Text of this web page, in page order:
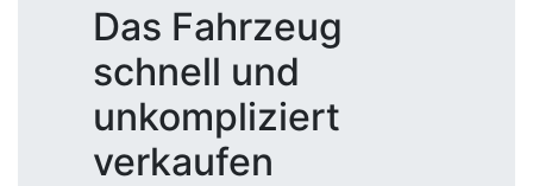
Das Fahrzeug
schnell und
unkompliziert
verkaufen